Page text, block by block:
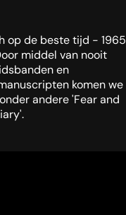
op de beste tijd - 1965
middel van nooit
en
komen we
andere 'Fear and